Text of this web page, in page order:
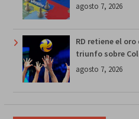
agosto 7, 2026
RD retiene el
triunfo sobre
agosto 7, 2026